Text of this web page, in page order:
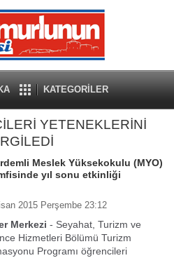
KATEGORİLER
YETENEKLERİNİ
Meslek Yüksekokulu (MYO)
yıl sonu etkinliği
2015 Perşembe 23:12
Merkezi - Seyahat, Turizm ve
Hizmetleri Bölümü Turizm
Programı öğrencileri